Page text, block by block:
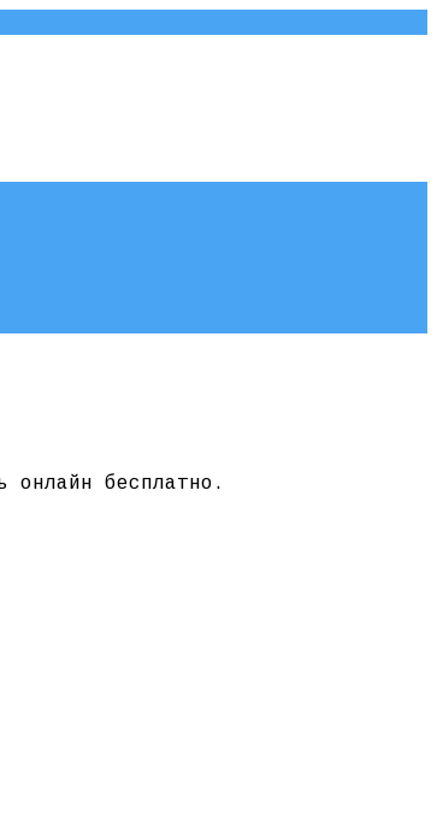
онлайн бесплатно.